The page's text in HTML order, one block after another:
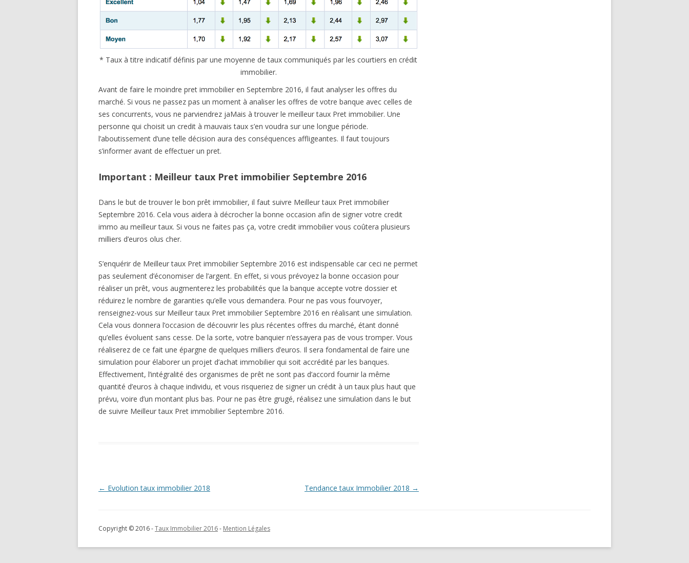
* Taux à titre indicatif définis par une moyenne de taux communiqués par les courtiers en crédit
immobilier.
Avant de faire le moindre pret immobilier en Septembre 2016, il faut analyser les offres du
marché. Si vous ne passez pas un moment à analiser les offres de votre banque avec celles de
ses concurrents, vous ne parviendrez jaMais à trouver le meilleur taux Pret immobilier. Une
personne qui choisit un credit à mauvais taux s’en voudra sur une longue période.
l’aboutissement d’une telle décision aura des conséquences affligeantes. Il faut toujours
s’informer avant de effectuer un pret.
Important : Meilleur taux Pret immobilier Septembre 2016
Dans le but de trouver le bon prêt immobilier, il faut suivre Meilleur taux Pret immobilier
Septembre 2016. Cela vous aidera à décrocher la bonne occasion afin de signer votre credit
immo au meilleur taux. Si vous ne faites pas ça, votre credit immobilier vous coûtera plusieurs
milliers d’euros olus cher.
S’enquérir de Meilleur taux Pret immobilier Septembre 2016 est indispensable car ceci ne permet
pas seulement d’économiser de l’argent. En effet, si vous prévoyez la bonne occasion pour
réaliser un prêt, vous augmenterez les probabilités que la banque accepte votre dossier et
réduirez le nombre de garanties qu’elle vous demandera. Pour ne pas vous fourvoyer,
renseignez-vous sur Meilleur taux Pret immobilier Septembre 2016 en réalisant une simulation.
Cela vous donnera l’occasion de découvrir les plus récentes offres du marché, étant donné
qu’elles évoluent sans cesse. De la sorte, votre banquier n’essayera pas de vous tromper. Vous
réaliserez de ce fait une épargne de quelques milliers d’euros. Il sera fondamental de faire une
simulation pour élaborer un projet d’achat immobilier qui soit accrédité par les banques.
Effectivement, l’intégralité des organismes de prêt ne sont pas d’accord fournir la même
quantité d’euros à chaque individu, et vous risqueriez de signer un crédit à un taux plus haut que
prévu, voire d’un montant plus bas. Pour ne pas être grugé, réalisez une simulation dans le but
de suivre Meilleur taux Pret immobilier Septembre 2016.
Navigation
← Evolution taux immobilier 2018 Tendance taux Immobilier 2018 →
Copyright © 2016 -Taux Immobilier 2016- Mention Légales